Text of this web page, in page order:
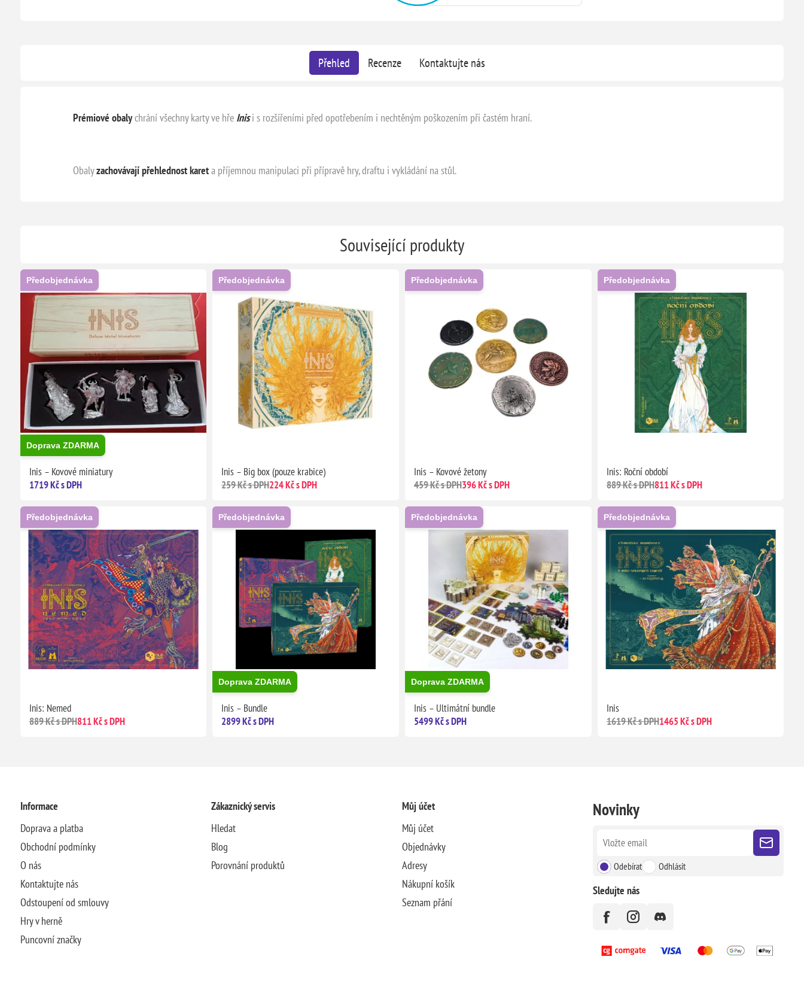
Přehled Recenze Kontaktujte nás
Prémiové obalychrání všechny karty ve hře Inisi s rozšířeními před opotřebením i nechtěným poškozením při častém hraní.
Obalyzachovávají přehlednost kareta příjemnou manipulaci při přípravě hry, draftu i vykládání na stůl.
Související produkty
Předobjednávka
Doprava ZDARMA
Inis – Kovové miniatury
1719 Kč s DPH
Předobjednávka
Inis – Big box (pouze krabice)
259 Kč s DPH224 Kč s DPH
Předobjednávka
Inis – Kovové žetony
459 Kč s DPH396 Kč s DPH
Předobjednávka
Inis: Roční období
889 Kč s DPH811 Kč s DPH
Předobjednávka
Inis: Nemed
889 Kč s DPH811 Kč s DPH
Předobjednávka
Doprava ZDARMA
Inis – Bundle
2899 Kč s DPH
Předobjednávka
Doprava ZDARMA
Inis – Ultimátní bundle
5499 Kč s DPH
Předobjednávka
Inis
1619 Kč s DPH1465 Kč s DPH
Informace
Doprava a platba
Obchodní podmínky
O nás
Kontaktujte nás
Odstoupení od smlouvy
Hry v herně
Puncovní značky
Zákaznický servis
Hledat
Blog
Porovnání produktů
Můj účet
Můj účet
Objednávky
Adresy
Nákupní košík
Seznam přání
Novinky
Odebírat Odhlásit
Sledujte nás